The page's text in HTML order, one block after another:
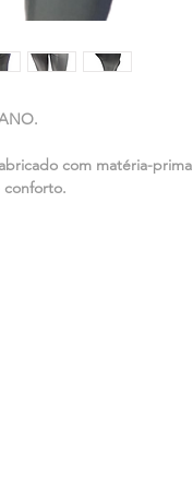
com matéria-prima
conforto.